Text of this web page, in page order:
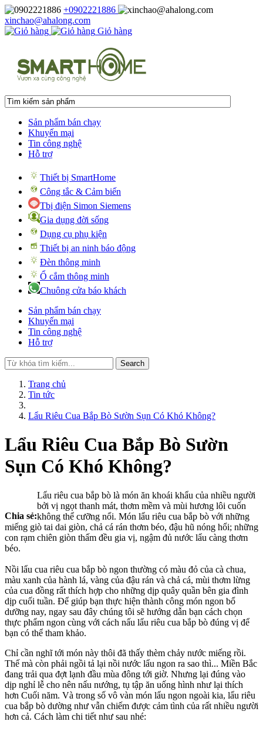
+0902221886
xinchao@ahalong.com
Giỏ hàng
Sản phẩm bán chạy
Khuyến mại
Tin công nghệ
Hỗ trợ
Thiết bị SmartHome
Công tắc & Cảm biến
Tbị điện Simon Siemens
Gia dụng đời sống
Dụng cụ phụ kiện
Thiết bị an ninh báo động
Đèn thông minh
Ổ cắm thông minh
Chuông cửa báo khách
Sản phẩm bán chạy
Khuyến mại
Tin công nghệ
Hỗ trợ
Search
Trang chủ
Tin tức
Lẩu Riêu Cua Bắp Bò Sườn Sụn Có Khó Không?
Lẩu Riêu Cua Bắp Bò Sườn
Sụn Có Khó Không?
Chia sẻ:
Lẩu riêu cua bắp bò là món ăn khoái khẩu của nhiều người
bởi vị ngọt thanh mát, thơm mềm và mùi hương lôi cuốn
không thể cưỡng nổi. Món lẩu riêu cua bắp bò với những
miếng giò tai dai giòn, chả cá rán thơm béo, đậu hũ nóng hổi; những
con rạm chiên giòn thấm đều gia vị, ngậm đủ nước lẩu càng thơm
béo.
Nồi lẩu cua riêu cua bắp bò ngon thường có màu đỏ của cà chua,
màu xanh của hành lá, vàng của đậu rán và chả cá, mùi thơm lừng
của cua đồng rất thích hợp cho những dịp quây quần bên gia đình
dịp cuối tuần. Để giúp bạn thực hiện thành công món ngon bổ
dưỡng nay, ngay sau đây chúng tôi sẽ hướng dẫn bạn cách chọn
thực phẩm ngon cùng với cách nấu lẩu riêu cua bắp bò đúng vị để
bạn có thể tham khảo.
Chỉ cần nghĩ tới món này thôi đã thấy thèm chảy nước miếng rồi.
Thế mà còn phải ngồi tả lại nồi nước lẩu ngon ra sao thì... Miền Bắc
đang trải qua đợt lạnh đầu mùa đông tới giờ. Nhưng lại đúng vào
dịp nghỉ lễ cho nên nấu nướng, tụ tập ăn uống hình như lại thích
hơn Cuối năm. Và trong số vô vàn món lẩu ngon ngoài kia, lẩu riêu
cua bắp bò dường như vẫn chiếm được cảm tình của rất nhiều người
hơn cả. Cách làm chi tiết như sau nhé: